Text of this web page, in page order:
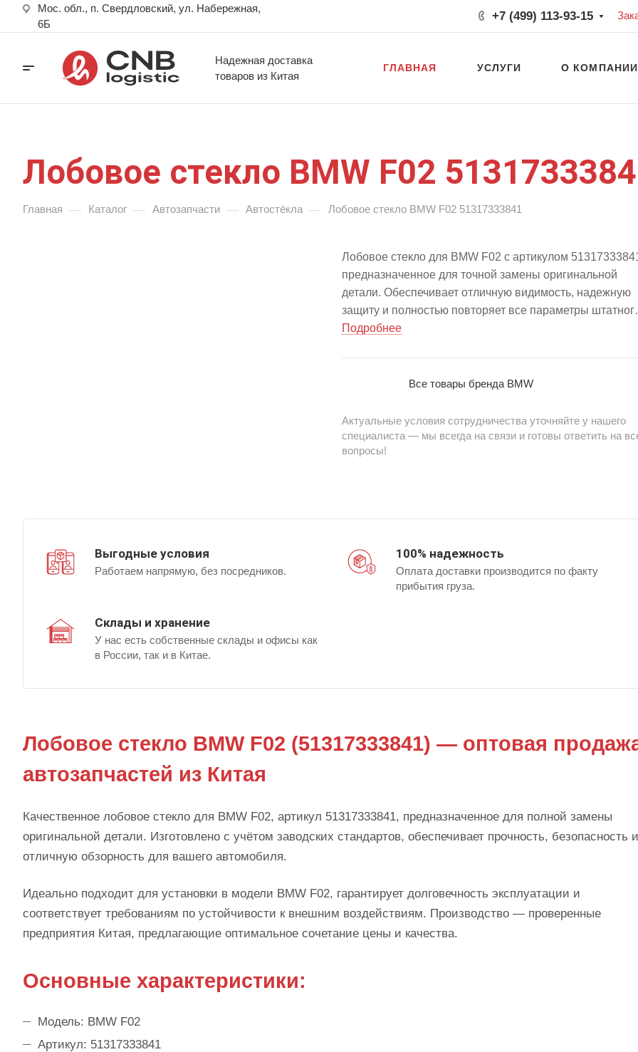
Мос. обл., п. Свердловский, ул. Набережная,
6Б
+7 (499) 113-93-15
Надежная доставка
товаров из Китая
ГЛАВНАЯ УСЛУГИ О КОМПАНИИ
Лобовое стекло BMW F02
Главная — Каталог — Автозапчасти — Автостёкла — Лобовое стекло BMW F02 51317333841
Лобовое стекло для BMW F02 с артикулом
предназначенное для точной замены оригинальной
детали. Обеспечивает отличную видимость, надежную
защиту и полностью повторяет все параметры
стекла. Прочный материал гарантирует долговечность
сайте china-bazar.ru.
Подробнее
Все товары бренда BMW
Актуальные условия сотрудничества уточняйте у нашего
специалиста — мы всегда на связи и готовы ответить на
вопросы!
Выгодные условия
Работаем напрямую, без посредников.
100% надежность
Оплата доставки производится по факту
прибытия груза.
Склады и хранение
У нас есть собственные склады и офисы как
в России, так и в Китае.
Лобовое стекло BMW F02 (51317333841) — оптовая
автозапчастей из Китая
Качественное лобовое стекло для BMW F02, артикул 51317333841, предназначенное для полной замены
оригинальной детали. Изготовлено с учётом заводских стандартов, обеспечивает прочность, безопасность и
отличную обзорность для вашего автомобиля.
Идеально подходит для установки в модели BMW F02, гарантирует долговечность эксплуатации и
соответствует требованиям по устойчивости к внешним воздействиям. Производство — проверенные
предприятия Китая, предлагающие оптимальное сочетание цены и качества.
Основные характеристики:
Модель: BMW F02
Артикул: 51317333841